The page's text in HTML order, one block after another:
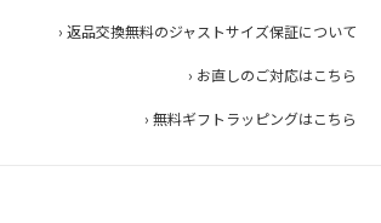
65cm
66cm
› 返品交換無料のジャストサイズ保証について
› お直しのご対応はこちら
› 無料ギフトラッピングはこちら